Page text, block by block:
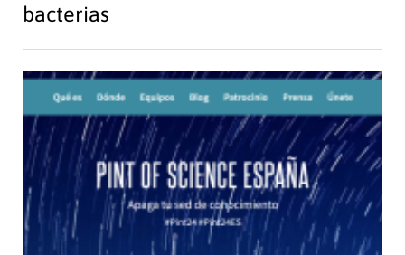
bacterias